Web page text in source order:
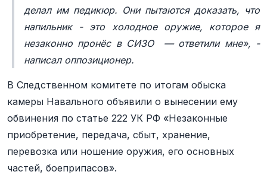
делал им педикюр. Они пытаются доказать, что
напильник - это холодное оружие, которое я
незаконно пронёс в СИЗО — ответили мне», -
написал оппозиционер.
В Следственном комитете по итогам обыска
камеры Навального объявили о вынесении ему
обвинения по статье 222 УК РФ «Незаконные
приобретение, передача, сбыт, хранение,
перевозка или ношение оружия, его основных
частей, боеприпасов».